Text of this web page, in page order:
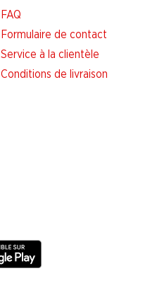
FAQ
Formulaire de contact
Service à la clientèle
Conditions de livraison